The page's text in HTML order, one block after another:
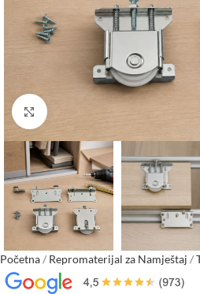
Click to enlarge
Početna/ Repromaterijal za Namještaj /
Ormar PMR-80